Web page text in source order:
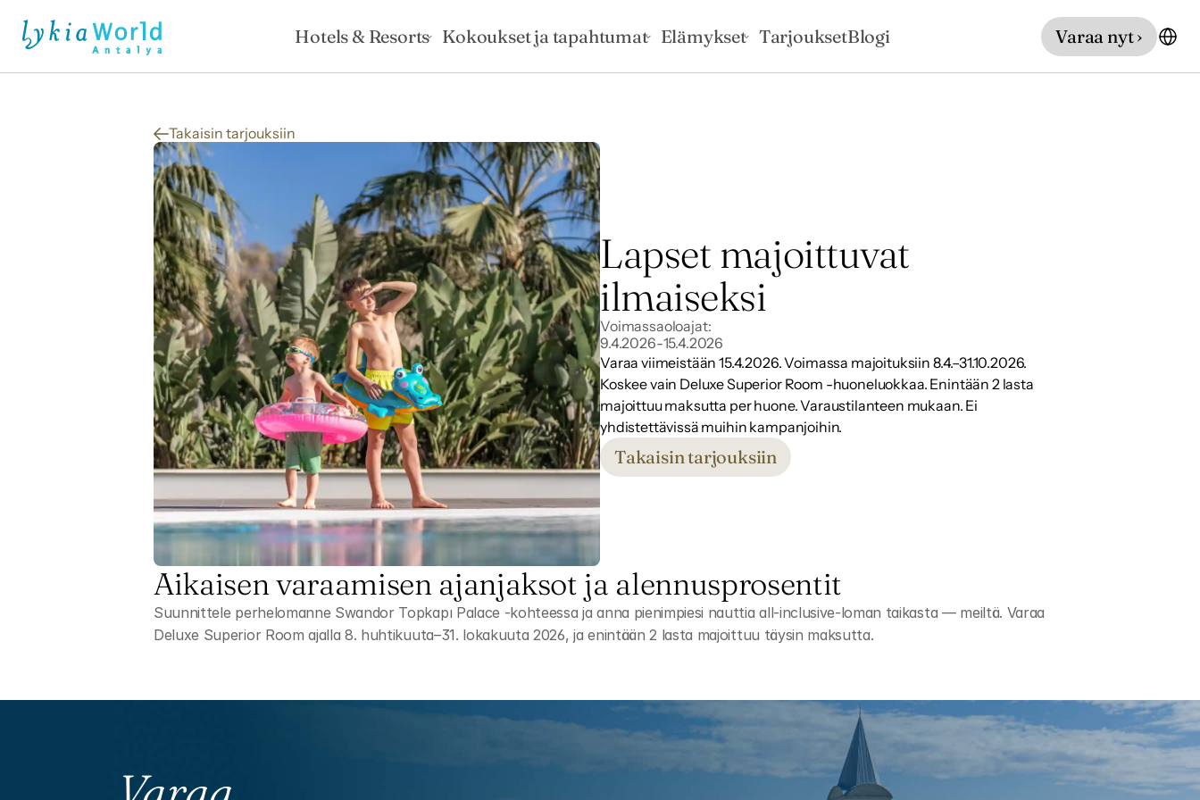
Takaisin tarjouksiin
Lapset majoittuvat
ilmaiseksi
Voimassaoloajat:
9.4.2026-15.4.2026
Varaa viimeistään 15.4.2026. Voimassa majoituksiin 8.4.–31.10.2026.
Koskee vain Deluxe Superior Room -huoneluokkaa. Enintään 2 lasta
majoittuu maksutta per huone. Varaustilanteen mukaan. Ei
yhdistettävissä muihin kampanjoihin.
Takaisin tarjouksiin
Aikaisen varaamisen ajanjaksot ja alennusprosentit
Suunnittele perhelomanne Swandor Topkapı Palace -kohteessa ja anna pienimpiesi nauttia all-inclusive-loman taikasta — meiltä. Varaa
Deluxe Superior Room ajalla 8. huhtikuuta–31. lokakuuta 2026, ja enintään 2 lasta majoittuu täysin maksutta.
Hotels & Resorts Kokoukset ja tapahtumat Elämykset TarjouksetBlogi Varaa nyt ›